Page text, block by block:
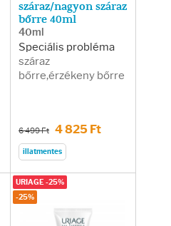
száraz/nagyon száraz
bőrre 40ml
40ml
Speciális probléma
száraz
bőrre,érzékeny bőrre
6 499 Ft 4 825 Ft
illatmentes
URIAGE -25%
-25%